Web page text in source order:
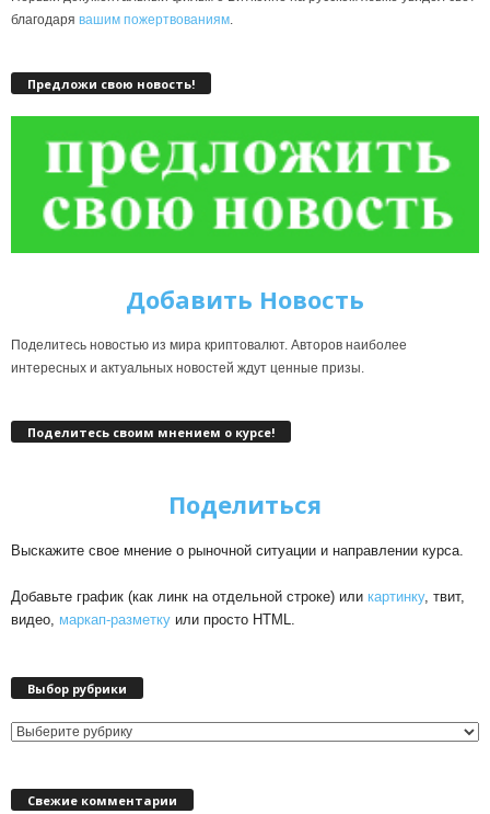
благодаря вашим пожертвованиям
Предложи свою новость!
Добавить Новость
Поделитесь новостью из мира криптовалют. Авторов наиболее
интересных и актуальных новостей ждут ценные призы.
Поделитесь своим мнением о курсе!
Поделиться
Выскажите свое мнение о рыночной ситуации и направлении курса.
Добавьте график (как линк на отдельной строке) или картинку, твит,
видео, маркап-разметку или просто HTML.
Выбор рубрики
Выбор
Свежие комментарии